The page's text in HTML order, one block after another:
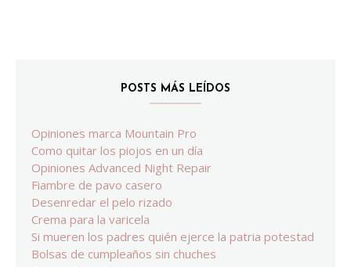
POSTS MÁS LEÍDOS
Opiniones marca Mountain Pro
Como quitar los piojos en un día
Opiniones Advanced Night Repair
Fiambre de pavo casero
Desenredar el pelo rizado
Crema para la varicela
Si mueren los padres quién ejerce la patria potestad
Bolsas de cumpleaños sin chuches